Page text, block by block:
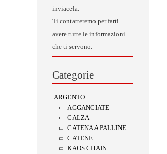
inviacela.
Ti contatteremo per farti
avere tutte le informazioni
che ti servono.
Categorie
ARGENTO
AGGANCIATE
CALZA
CATENA A PALLINE
CATENE
KAOS CHAIN